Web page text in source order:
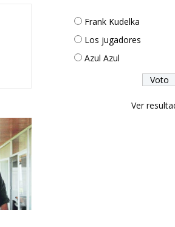
Frank Kudelka
Los jugadores
Azul Azul
Ver